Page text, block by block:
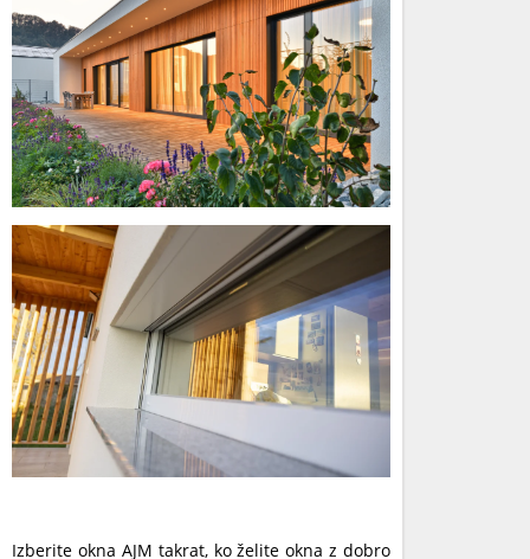
Izberite okna AJM takrat, ko želite okna z dobro